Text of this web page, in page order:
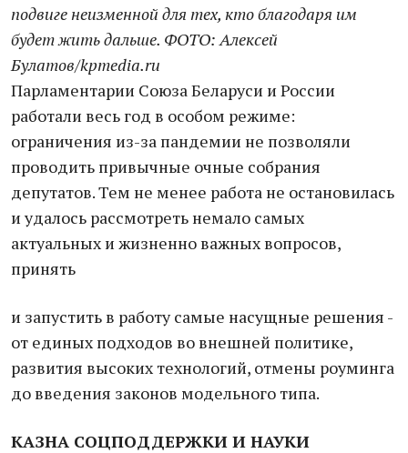
подвиге неизменной для тех, кто благодаря им
будет жить дальше. ФОТО: Алексей
Булатов/kpmedia.ru
Парламентарии Союза Беларуси и России
работали весь год в особом режиме:
ограничения из-за пандемии не позволяли
проводить привычные очные собрания
депутатов. Тем не менее работа не остановилась
и удалось рассмотреть немало самых
актуальных и жизненно важных вопросов,
принять
и запустить в работу самые насущные решения -
от единых подходов во внешней политике,
развития высоких технологий, отмены роуминга
до введения законов модельного типа.
КАЗНА СОЦПОДДЕРЖКИ И НАУКИ